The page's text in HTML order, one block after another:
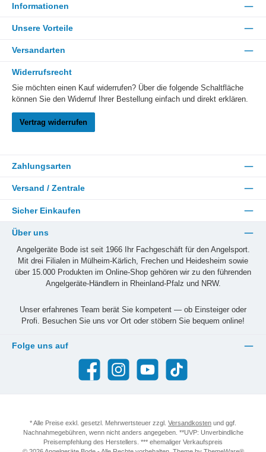
Informationen
Unsere Vorteile
Versandarten
Widerrufsrecht
Sie möchten einen Kauf widerrufen? Über die folgende Schaltfläche
können Sie den Widerruf Ihrer Bestellung einfach und direkt erklären.
Vertrag widerrufen
Zahlungsarten
Versand / Zentrale
Sicher Einkaufen
Über uns
Angelgeräte Bode ist seit 1966 Ihr Fachgeschäft für den Angelsport.
Mit drei Filialen in Mülheim-Kärlich, Frechen und Heidesheim sowie
über 15.000 Produkten im Online-Shop gehören wir zu den führenden
Angelgeräte-Händlern in Rheinland-Pfalz und NRW.
Unser erfahrenes Team berät Sie kompetent — ob Einsteiger oder
Profi. Besuchen Sie uns vor Ort oder stöbern Sie bequem online!
Folge uns auf
Facebook Instagram YouTube TikTok
* Alle Preise exkl. gesetzl. Mehrwertsteuer zzgl. Versandkosten und ggf.
Nachnahmegebühren, wenn nicht anders angegeben. **UVP: Unverbindliche
Preisempfehlung des Herstellers. *** ehemaliger Verkaufspreis